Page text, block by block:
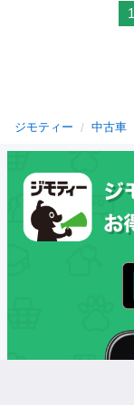
1
ジモティー 中古車